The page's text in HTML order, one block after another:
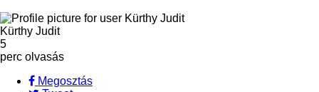
Kürthy Judit
5
perc olvasás
Megosztás